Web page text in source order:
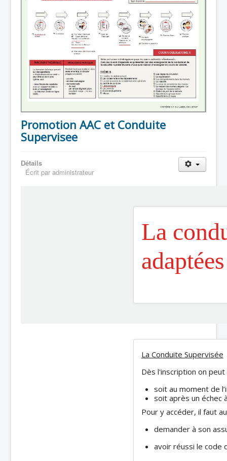
Promotion AAC et Conduite
Supervisee
Détails
Écrit par administrateur
La
La Conduite Supervisée
Dès l'inscription on
soit au moment de
soit après un échec
Pour y accéder, il faut
demander à son
avoir réussi le code